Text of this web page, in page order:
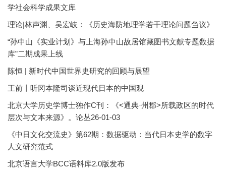
学社会科学成果文库
理论|林声渊、吴宏岐：《历史海防地理学若干理论问题刍议》
“孙中山《实业计划》与上海孙中山故居馆藏图书文献专题数据
库”二期成果上线
陈恒 | 新时代中国世界史研究的回顾与展望
王前丨听冈本隆司谈近现代日本的中国观
北京大学历史学博士独作C刊：《<通典·州郡>所载政区的时代
层次与文本来源》。论丛26-01-03
《中日文化交流史》第62期：数据驱动：当代日本史学的数字
人文研究范式
北京语言大学BCC语料库2.0版发布